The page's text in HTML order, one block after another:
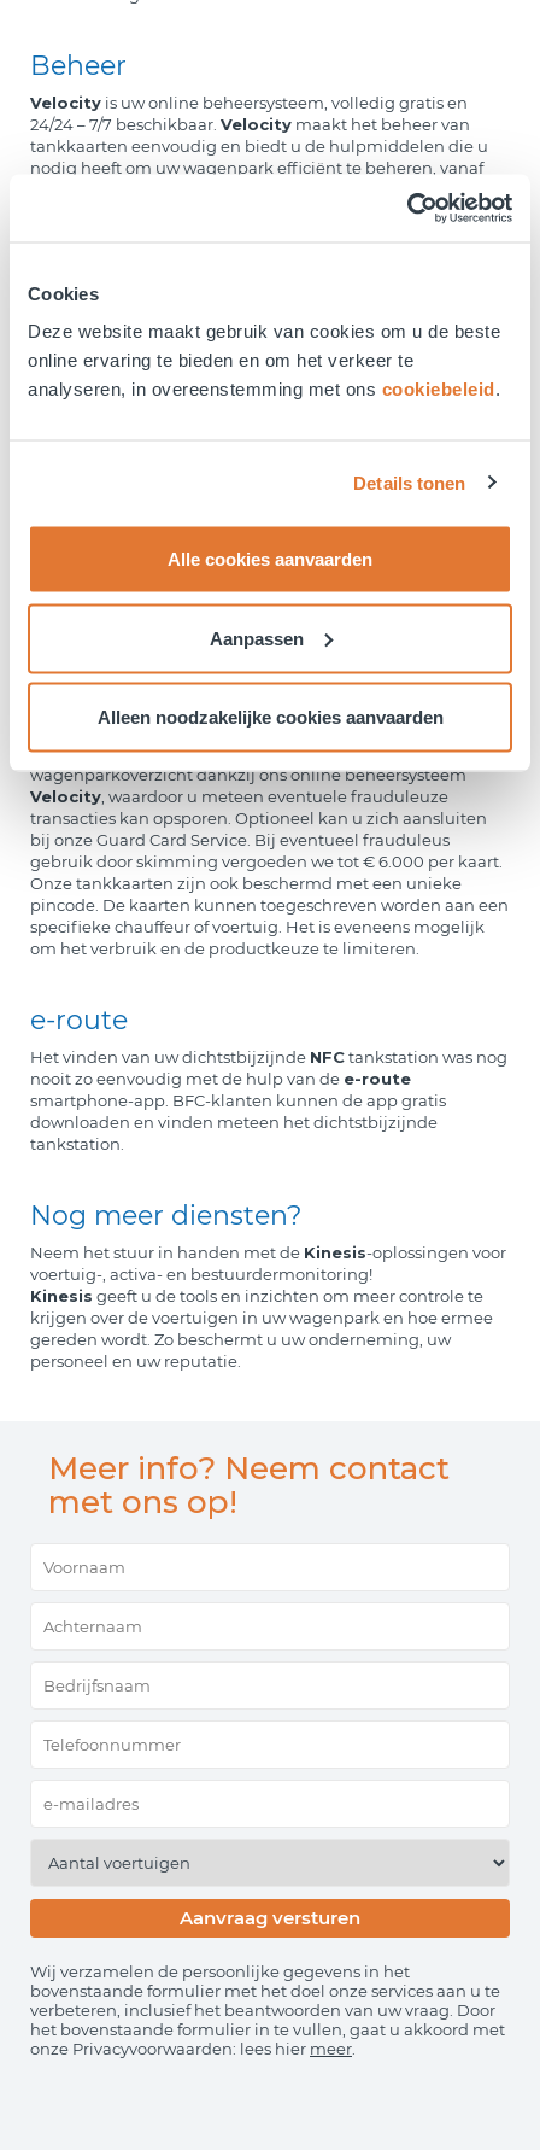
Cookies
Deze website maakt gebruik van cookies om u de beste
online ervaring te bieden en om het verkeer te
analyseren, in overeenstemming met ons cookiebeleid.
Details tonen
Alle cookies aanvaarden
Aanpassen
Alleen noodzakelijke cookies aanvaarden
Beheer
Velocity is uw online beheersysteem, volledig gratis en
24/24 – 7/7 beschikbaar. Velocity maakt het beheer van
tankkaarten eenvoudig en biedt u de hulpmiddelen die u
nodig heeft om uw wagenpark efficiënt te beheren, vanaf
een PC of met behulp van onze smartphone app.
Al uw transacties komen op één overzichtelijke factuur in
bij te houden. ViaVelocity kan u al uw facturen en
transacties tot 2 jaar in het verleden terugvinden. Dit maakt
uw administratie aanzienlijk eenvoudiger.
Velocitykan u
waar getankt heeft, en welke voertuigen eventueel teveel
Alle resultaten worden weergegeven in overzichtelijke
Veiligheid
Wanneer u uw tankkaart gebruikt zijn er geen cash
transacties meer nodig. Bovendien heeft u een compleet
wagenparkoverzicht dankzij ons online beheersysteem
Velocity, waardoor u meteen eventuele frauduleuze
transacties kan opsporen. Optioneel kan u zich aansluiten
bij onze Guard Card Service. Bij eventueel frauduleus
gebruik door skimming vergoeden we tot € 6.000 per kaart.
Onze tankkaarten zijn ook beschermd met een unieke
pincode. De kaarten kunnen toegeschreven worden aan een
specifieke chauffeur of voertuig. Het is eveneens mogelijk
om het verbruik en de productkeuze te limiteren.
e-route
Het vinden van uw dichtstbijzijnde NFCtankstation was nog
nooit zo eenvoudig met de hulp van de e-route
smartphone-app. BFC-klanten kunnen de app gratis
downloaden en vinden meteen het dichtstbijzijnde
tankstation.
Nog meer diensten?
Neem het stuur in handen met de Kinesis-oplossingen voor
voertuig-, activa- en bestuurdermonitoring!
Kinesis geeft u de tools en inzichten om meer controle te
krijgen over de voertuigen in uw wagenpark en hoe ermee
gereden wordt. Zo beschermt u uw onderneming, uw
personeel en uw reputatie.
Meer info? Neem contact
met ons op!
Wij verzamelen de persoonlijke gegevens in het
bovenstaande formulier met het doel onze services aan u te
verbeteren, inclusief het beantwoorden van uw vraag. Door
het bovenstaande formulier in te vullen, gaat u akkoord met
onze Privacyvoorwaarden: lees hier meer